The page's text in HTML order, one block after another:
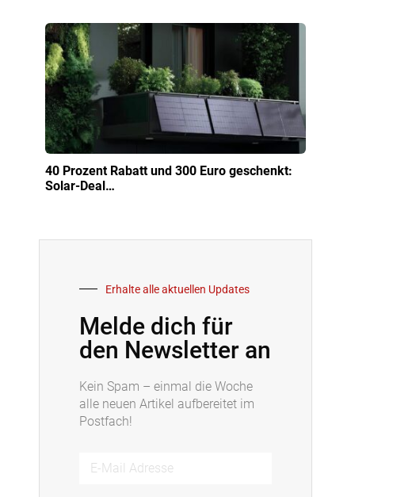
40 Prozent Rabatt und 300 Euro geschenkt:
Solar-Deal…
Erhalte alle aktuellen Updates
Melde dich für
den Newsletter an
Kein Spam – einmal die Woche
alle neuen Artikel aufbereitet im
Postfach!